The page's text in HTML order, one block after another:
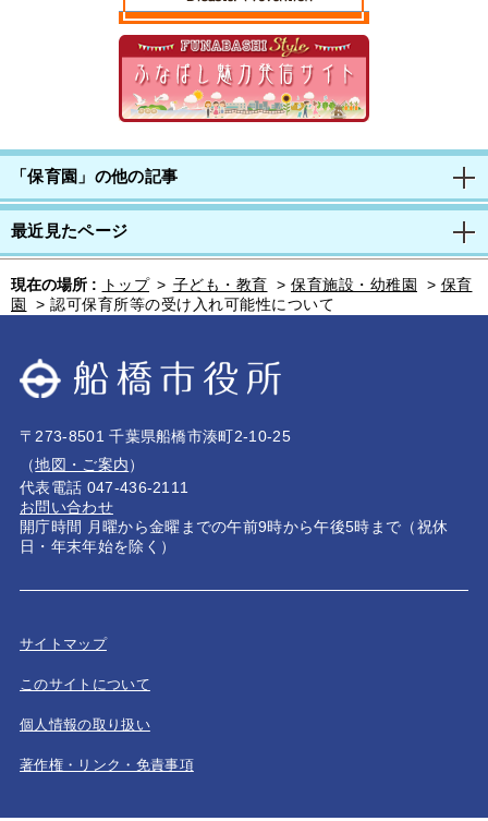
「保育園」の他の記事
最近見たページ
現在の場所 : トップ > 子ども・教育 > 保育施設・幼稚園 > 保育
園
> 認可保育所等の受け入れ可能性について
〒273-8501 千葉県船橋市湊町2-10-25
（地図・ご案内）
代表電話 047-436-2111
お問い合わせ
開庁時間 月曜から金曜までの午前9時から午後5時まで（祝休
日・年末年始を除く）
サイトマップ
このサイトについて
個人情報の取り扱い
著作権・リンク・免責事項